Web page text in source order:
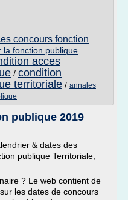
concours fonction
la fonction publique
acces
/ condition
territoriale / annales
publique 2019
& dates des
publique Territoriale,
? Le web contient de
les dates de concours